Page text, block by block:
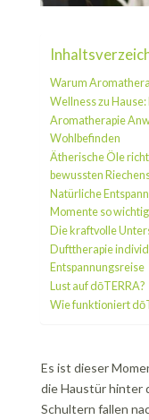
Warum
Wellness zu
Aromatherapie
Wohlbefinden
Ätherische Öle
bewussten
Natürliche
Momente so
Die kraftvolle
Dufttherapie
Entspannungsreise
Lust auf dōTERRA?
Wie funktioniert
Es ist dieser
die Haustür hinter
Schultern fallen